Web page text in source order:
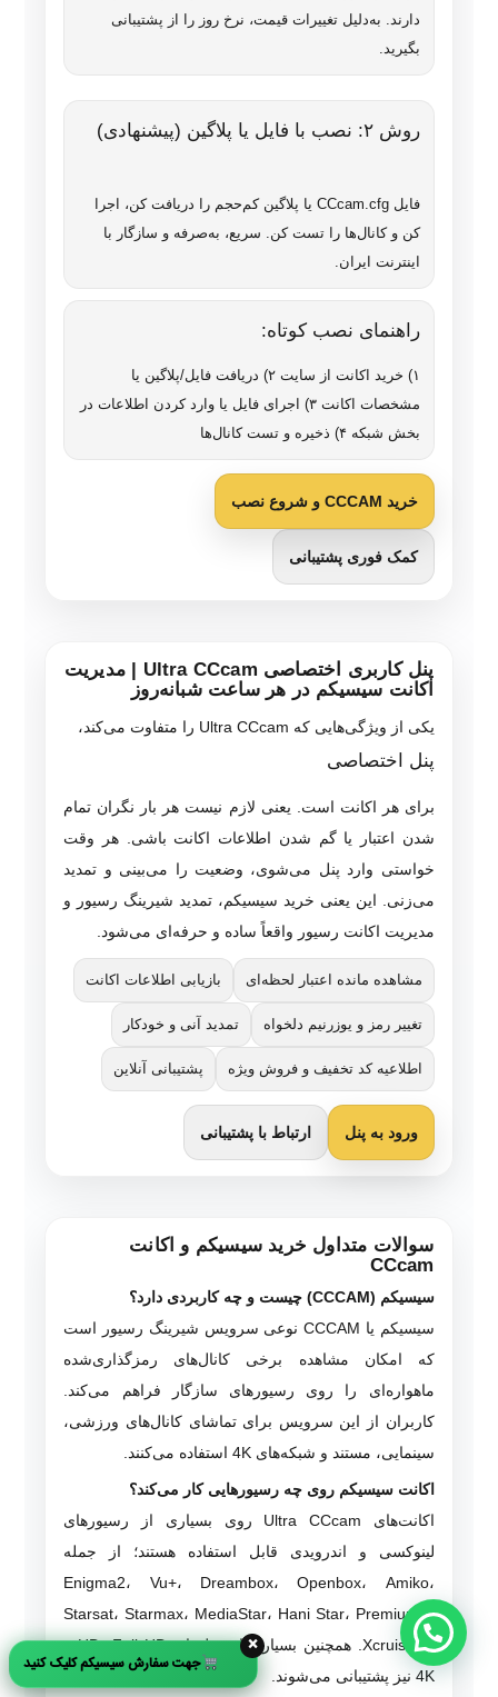
دارند. به‌دلیل تغییرات قیمت، نرخ روز را از پشتیبانی
بگیرید.
روش ۲: نصب با فایل یا پلاگین (پیشنهادی)
فایل CCcam.cfg یا پلاگین کم‌حجم را دریافت کن، اجرا
کن و کانال‌ها را تست کن. سریع، به‌صرفه و سازگار با
اینترنت ایران.
راهنمای نصب کوتاه:
۱) خرید اکانت از سایت ۲) دریافت فایل/پلاگین یا
مشخصات اکانت ۳) اجرای فایل یا وارد کردن اطلاعات در
بخش شبکه ۴) ذخیره و تست کانال‌ها
خرید CCCAM و شروع نصب
کمک فوری پشتیبانی
پنل کاربری اختصاصی Ultra CCcam | مدیریت
اکانت سیسیکم در هر ساعت شبانه‌روز
یکی از ویژگی‌هایی که Ultra CCcam را متفاوت می‌کند،
پنل اختصاصی
برای هر اکانت است. یعنی لازم نیست هر بار نگران تمام
شدن اعتبار یا گم شدن اطلاعات اکانت باشی. هر وقت
خواستی وارد پنل می‌شوی، وضعیت را می‌بینی و تمدید
می‌زنی. این یعنی خرید سیسیکم، تمدید شیرینگ رسیور و
مدیریت اکانت رسیور واقعاً ساده و حرفه‌ای می‌شود.
مشاهده مانده اعتبار لحظه‌ای بازیابی اطلاعات اکانت
تغییر رمز و یوزرنیم دلخواه تمدید آنی و خودکار
اطلاعیه کد تخفیف و فروش ویژه پشتیبانی آنلاین
ورود به پنل ارتباط با پشتیبانی
سوالات متداول خرید سیسیکم و اکانت
CCcam
سیسیکم (CCCAM) چیست و چه کاربردی دارد؟
سیسیکم یا CCCAM نوعی سرویس شیرینگ رسیور است
که امکان مشاهده برخی کانال‌های رمزگذاری‌شده
ماهواره‌ای را روی رسیورهای سازگار فراهم می‌کند.
کاربران از این سرویس برای تماشای کانال‌های ورزشی،
سینمایی، مستند و شبکه‌های 4K استفاده می‌کنند.
اکانت سیسیکم روی چه رسیورهایی کار می‌کند؟
اکانت‌های Ultra CCcam روی بسیاری از رسیورهای
لینوکسی و اندرویدی قابل استفاده هستند؛ از جمله
Enigma2، Vu+، Dreambox، Openbox، Amiko،
Starsat، Starmax، MediaStar، Hani Star، Premium X
و Xcruiser. همچنین بسیاری از مدل‌های HD، Full HD و
4K نیز پشتیبانی می‌شوند.
×
جهت سفارش سیسیکم کلیک کنید